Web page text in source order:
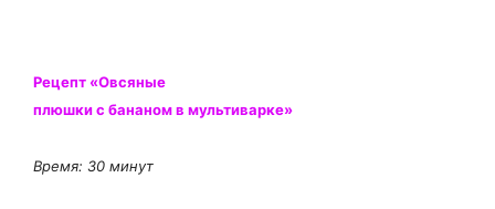
Рецепт «Овсяные
плюшки с бананом в мультиварке»
Время: 30 минут